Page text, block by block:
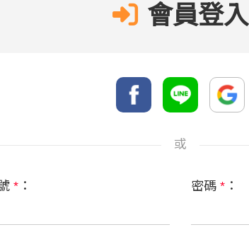
會員登入
或
* ： 密碼 * ：